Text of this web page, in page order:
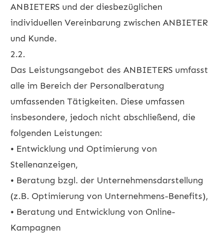
ANBIETERS und der diesbezüglichen
individuellen Vereinbarung zwischen ANBIETER
und Kunde.
2.2.
Das Leistungsangebot des ANBIETERS umfasst
alle im Bereich der Personalberatung
umfassenden Tätigkeiten. Diese umfassen
insbesondere, jedoch nicht abschließend, die
folgenden Leistungen:
• Entwicklung und Optimierung von
Stellenanzeigen,
• Beratung bzgl. der Unternehmensdarstellung
(z.B. Optimierung von Unternehmens-Benefits),
• Beratung und Entwicklung von Online-
Kampagnen